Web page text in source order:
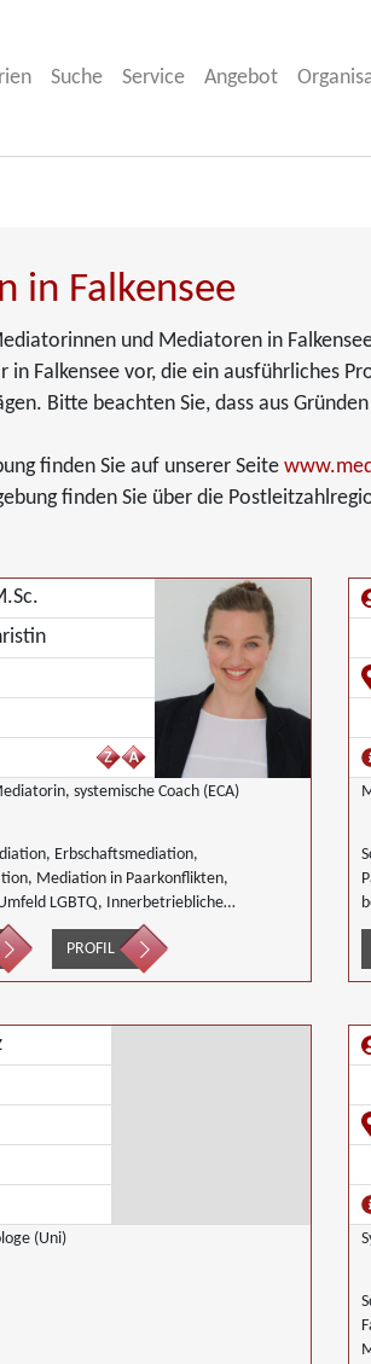
Suche Service Angebot
in Falkensee
und Mediatoren in
Falkensee vor, die ein ausführliches
Bitte beachten Sie, dass aus
finden Sie auf unserer Seite
finden Sie über die
systemische Coach (ECA)
Erbschaftsmediation,
Mediation in Paarkonflikten,
LGBTQ, Innerbetriebliche
von Generationskonflikten,
und Gruppenkonflikten,
PROFIL
(Uni)